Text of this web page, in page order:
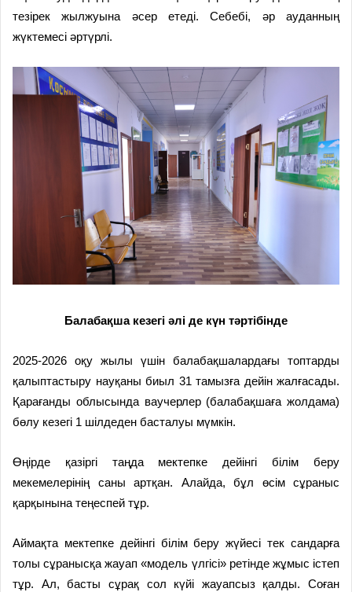
тезірек жылжуына әсер етеді. Себебі, әр ауданның
жүктемесі әртүрлі.
Балабақша кезегі әлі де күн тәртібінде
2025-2026 оқу жылы үшін балабақшалардағы топтарды
қалыптастыру науқаны биыл 31 тамызға дейін жалғасады.
Қарағанды облысында ваучерлер (балабақшаға жолдама)
бөлу кезегі 1 шілдеден басталуы мүмкін.
Өңірде қазіргі таңда мектепке дейінгі білім беру
мекемелерінің саны артқан. Алайда, бұл өсім сұраныс
қарқынына теңеспей тұр.
Аймақта мектепке дейінгі білім беру жүйесі тек сандарға
толы сұранысқа жауап «модель үлгісі» ретінде жұмыс істеп
тұр. Ал, басты сұрақ сол күйі жауапсыз қалды. Соған